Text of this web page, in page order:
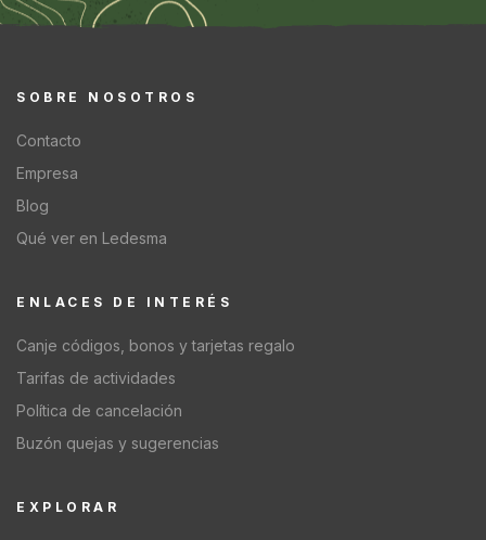
SOBRE NOSOTROS
Contacto
Empresa
Blog
Qué ver en Ledesma
EXPLORAR
ENLACES DE INTERÉS
Canje códigos, bonos y tarjetas regalo
Tarifas de actividades
Política de cancelación
Buzón quejas y sugerencias